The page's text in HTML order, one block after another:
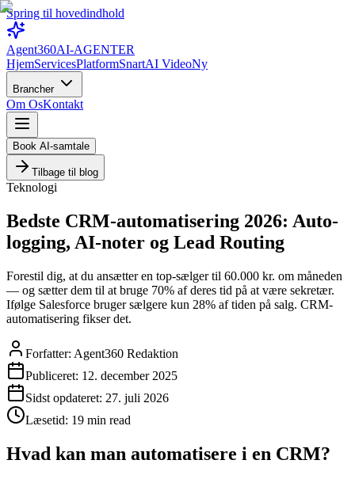
Spring til hovedindhold
Agent360AI-AGENTER
HjemServicesPlatformSnartAI VideoNy
Brancher
Om OsKontakt
Book AI-samtale
Tilbage til blog
Teknologi
Bedste CRM-automatisering 2026: Auto-
logging, AI-noter og Lead Routing
Forestil dig, at du ansætter en top-sælger til 60.000 kr. om måneden
— og sætter dem til at bruge 70% af deres tid på at være sekretær.
Ifølge Salesforce bruger sælgere kun 28% af tiden på salg. CRM-
automatisering fikser det.
Forfatter: Agent360 Redaktion
Publiceret: 12. december 2025
Sidst opdateret: 27. juli 2026
Læsetid: 19 min read
Hvad kan man automatisere i en CRM?